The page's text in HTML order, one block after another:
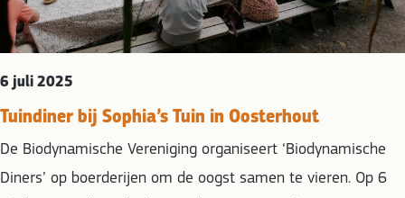
6 juli 2025
Tuindiner bij Sophia’s Tuin in Oosterhout
De Biodynamische Vereniging organiseert ‘Biodynamische
Diners’ op boerderijen om de oogst samen te vieren. Op 6